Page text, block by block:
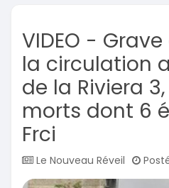
VIDEO -
la circulation
de la Riviera
morts dont 6
Frci
Le Nouveau Réveil